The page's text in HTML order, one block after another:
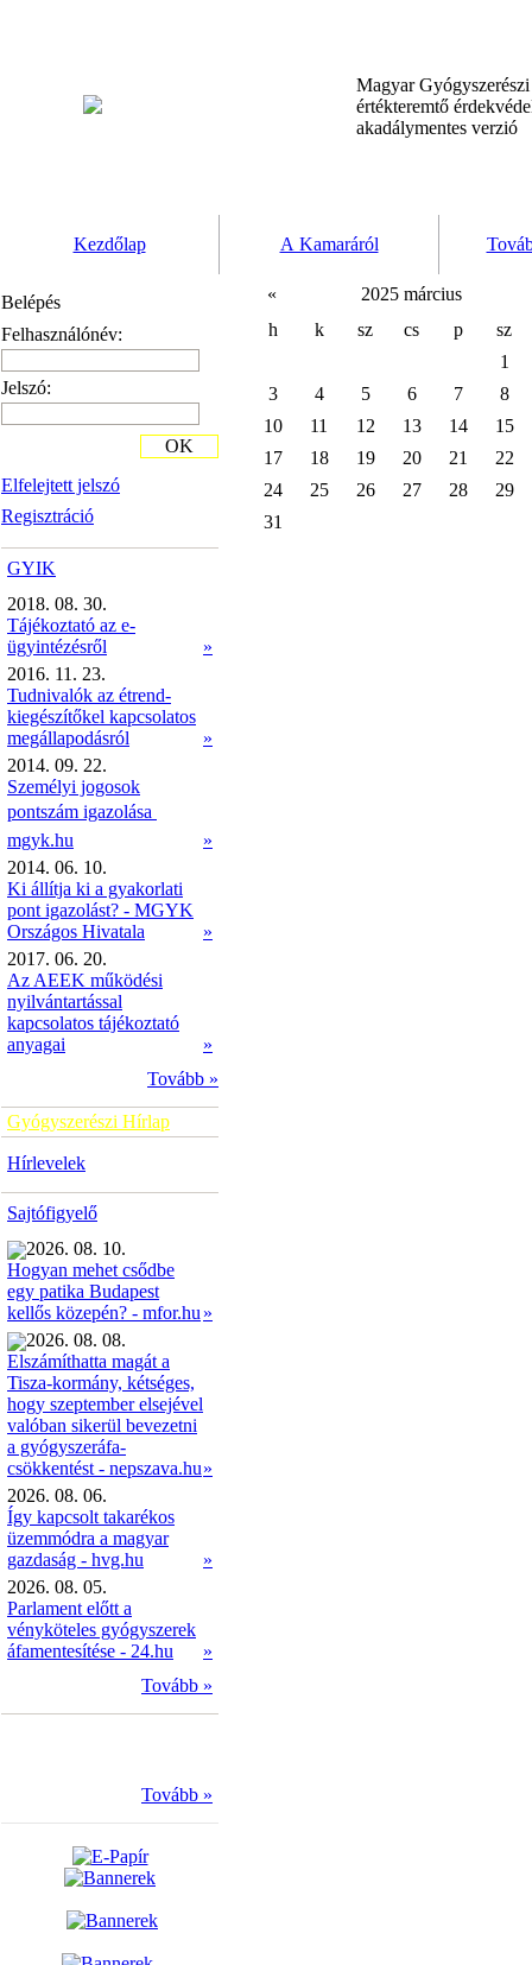
Magyar
értékteremtő
akadálymentes verzió
Kezdőlap A Kamaráról
Belépés
Felhasználónév:
Jelszó:
Elfelejtett jelszó
Regisztráció
OK
GYIK
2018. 08. 30.
Tájékoztató az e-
ügyintézésről
»
2016. 11. 23.
Tudnivalók az étrend-
kiegészítőkel kapcsolatos
megállapodásról
»
2014. 09. 22.
Személyi jogosok
pontszám igazolása 
mgyk.hu
»
2014. 06. 10.
Ki állítja ki a gyakorlati
pont igazolást? - MGYK
Országos Hivatala
»
2017. 06. 20.
Az AEEK működési
nyilvántartással
kapcsolatos tájékoztató
anyagai
»
Tovább »
Gyógyszerészi Hírlap
Hírlevelek
Sajtófigyelő
2026. 08. 10.
Hogyan mehet csődbe
egy patika Budapest
kellős közepén? - mfor.hu »
2026. 08. 08.
Elszámíthatta magát a
Tisza-kormány, kétséges,
hogy szeptember elsejével
valóban sikerül bevezetni
a gyógyszeráfa-
csökkentést - nepszava.hu»
2026. 08. 06.
Így kapcsolt takarékos
üzemmódra a magyar
gazdaság - hvg.hu
»
2026. 08. 05.
Parlament előtt a
vényköteles gyógyszerek
áfamentesítése - 24.hu
»
Tovább »
Tovább »
«
2025 március
h
k sz cs p
sz
1
3
4 5 6 7
8
10
11 12 13 14
15
17
18 19 20 21
22
24
25 26 27 28
29
31